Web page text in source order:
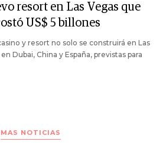
resort en Las Vegas que
US$ 5 billones
y resort no solo se construirá en Las
Dubai, China y España, previstas para
MAS NOTICIAS